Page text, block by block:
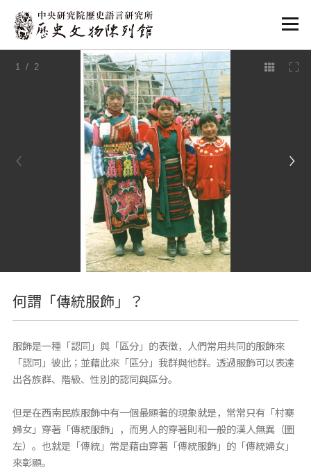
:::
1 / 2
何謂「傳統服飾」？
服飾是一種「認同」與「區分」的表徵，人們常用共同的服飾來
「認同」彼此；並藉此來「區分」我群與他群。透過服飾可以表達
出各族群、階級、性別的認同與區分。
但是在西南民族服飾中有一個最顯著的現象就是，常常只有「村寨
婦女」穿著「傳統服飾」，而男人的穿著則和一般的漢人無異（圖
左）。也就是「傳統」常是藉由穿著「傳統服飾」的「傳統婦女」
來彰顯。